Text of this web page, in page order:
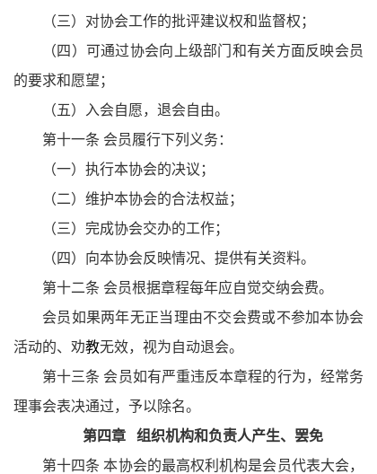
（三）对协会工作的批评建议权和监督权；
（四）可通过协会向上级部门和有关方面反映会员
的要求和愿望；
（五）入会自愿，退会自由。
第十一条 会员履行下列义务：
（一）执行本协会的决议；
（二）维护本协会的合法权益；
（三）完成协会交办的工作；
（四）向本协会反映情况、提供有关资料。
第十二条 会员根据章程每年应自觉交纳会费。
会员如果两年无正当理由不交会费或不参加本协会
活动的、劝教无效，视为自动退会。
第十三条 会员如有严重违反本章程的行为，经常务
理事会表决通过，予以除名。
第四章
组织机构和负责人产生、罢免
第十四条 本协会的最高权利机构是会员代表大会，